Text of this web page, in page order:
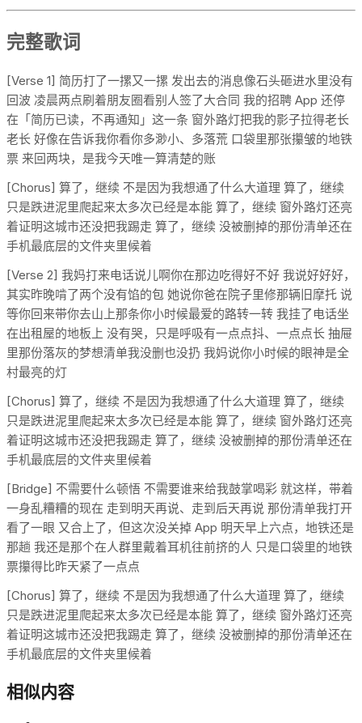
完整歌词
[Verse 1] 简历打了一摞又一摞 发出去的消息像石头砸进水里没有
回波 凌晨两点刷着朋友圈看别人签了大合同 我的招聘 App 还停
在「简历已读，不再通知」这一条 窗外路灯把我的影子拉得老长
老长 好像在告诉我你看你多渺小、多落荒 口袋里那张攥皱的地铁
票 来回两块，是我今天唯一算清楚的账
[Chorus] 算了，继续 不是因为我想通了什么大道理 算了，继续
只是跌进泥里爬起来太多次已经是本能 算了，继续 窗外路灯还亮
着证明这城市还没把我踢走 算了，继续 没被删掉的那份清单还在
手机最底层的文件夹里候着
[Verse 2] 我妈打来电话说儿啊你在那边吃得好不好 我说好好好，
其实昨晚啃了两个没有馅的包 她说你爸在院子里修那辆旧摩托 说
等你回来带你去山上那条你小时候最爱的路转一转 我挂了电话坐
在出租屋的地板上 没有哭，只是呼吸有一点点抖、一点点长 抽屉
里那份落灰的梦想清单我没删也没扔 我妈说你小时候的眼神是全
村最亮的灯
[Chorus] 算了，继续 不是因为我想通了什么大道理 算了，继续
只是跌进泥里爬起来太多次已经是本能 算了，继续 窗外路灯还亮
着证明这城市还没把我踢走 算了，继续 没被删掉的那份清单还在
手机最底层的文件夹里候着
[Bridge] 不需要什么顿悟 不需要谁来给我鼓掌喝彩 就这样，带着
一身乱糟糟的现在 走到明天再说、走到后天再说 那份清单我打开
看了一眼 又合上了，但这次没关掉 App 明天早上六点，地铁还是
那趟 我还是那个在人群里戴着耳机往前挤的人 只是口袋里的地铁
票攥得比昨天紧了一点点
[Chorus] 算了，继续 不是因为我想通了什么大道理 算了，继续
只是跌进泥里爬起来太多次已经是本能 算了，继续 窗外路灯还亮
着证明这城市还没把我踢走 算了，继续 没被删掉的那份清单还在
手机最底层的文件夹里候着
相似内容